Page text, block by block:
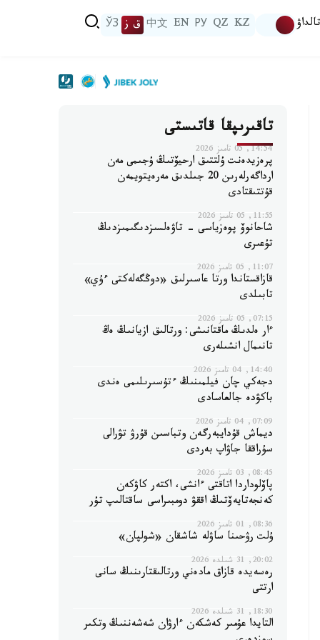
تالداۋ KZ
QZ
РУ
EN
中文 ق ز ЎЗ
تاقىرىپقا قاتىستى
14:54, 05 تامىز 2026
پرەزيدەنت ۇلتتىق ارحيۆتىڭ ۇجىمى مەن
ارداگەرلەرىن 20 جىلدىق مەرەيتويمەن
قۇتتىقتادى
11:55, 05 تامىز 2026
شاحانوۆ پوەزياسى - تاۋەلسىزدىگىمىزدىڭ
تۇعىرى
11:07, 05 تامىز 2026
قازاقستاندا ورتا عاسىرلىق «دوڭگەلەكتى ءۇي»
تابىلدى
07:15, 05 تامىز 2026
ءار ەلدىڭ ماقتانىشى: ورتالىق ازيانىڭ ەڭ
تانىمال انشىلەرى
14:40, 04 تامىز 2026
دجەكي چان فيلمىنىڭ ءتۇسىرىلىمى ەندى
باكۋدە جالعاسادى
07:09, 04 تامىز 2026
ديماش قۇدايبەرگەن وتباسىن قۇرۋ تۋرالى
سۇراققا جاۋاپ بەردى
08:45, 03 تامىز 2026
پاۆلوداردا اتاقتى ءانشى، اكتەر كاۋكەن
كەنجەتايەۆتىڭ اققۋ دومبىراسى ساقتالىپ تۇر
08:36, 01 تامىز 2026
ۇلت رۋحىنا ساۋلە شاشقان «شولپان»
20:02, 31 شىلدە 2026
رەسەيدە قازاق مادەني ورتالىقتارىنىڭ سانى
ارتتى
18:30, 31 شىلدە 2026
التايدا عۇمىر كەشكەن ءارۋان شەشەننىڭ وتكىر